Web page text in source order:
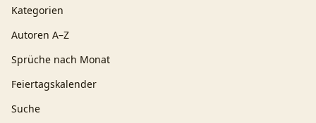
Kategorien
Autoren A–Z
Sprüche nach Monat
Feiertagskalender
Suche